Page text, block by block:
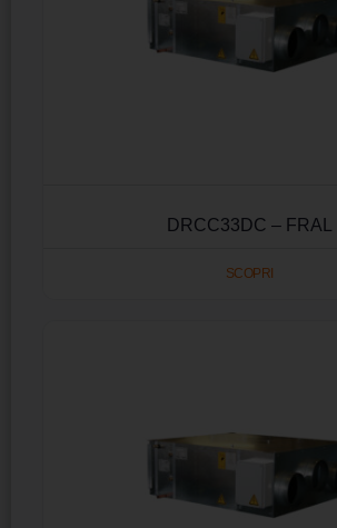
DRCC33DC – FRAL
SCOPRI